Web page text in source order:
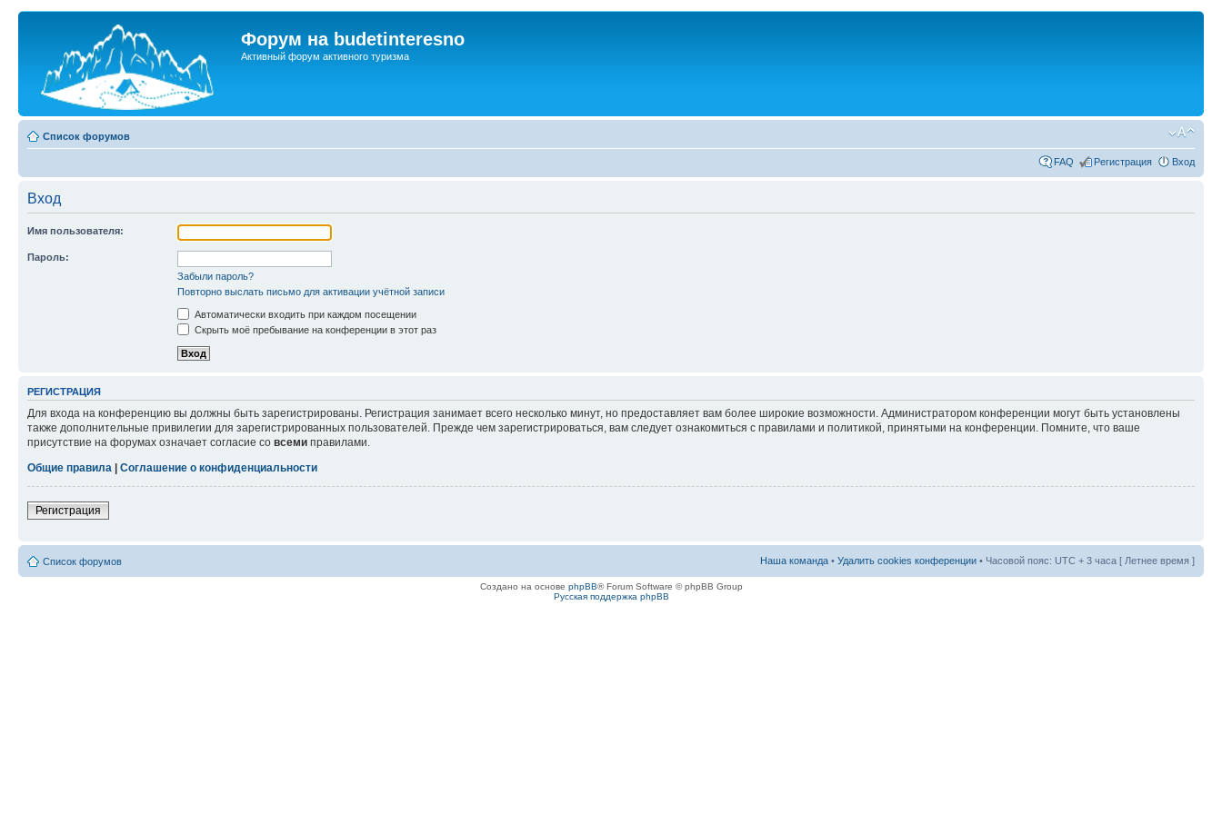
Форум на budetinteresno
Активный форум активного туризма
Список форумов
FAQ Регистрация Вход
Вход
Имя пользователя:
Пароль:
Забыли пароль?
Повторно выслать письмо для активации учётной записи
Автоматически входить при каждом посещении
Скрыть моё пребывание на конференции в этот раз
РЕГИСТРАЦИЯ
Для входа на конференцию вы должны быть зарегистрированы. Регистрация занимает всего несколько минут, но предоставляет вам более широкие возможности. Администратором конференции могут быть установлены
также дополнительные привилегии для зарегистрированных пользователей. Прежде чем зарегистрироваться, вам следует ознакомиться с правилами и политикой, принятыми на конференции. Помните, что ваше
присутствие на форумах означает согласие со всеми правилами.
Общие правила | Соглашение о конфиденциальности
Регистрация
Список форумов Наша команда • Удалить cookies конференции • Часовой пояс: UTC + 3 часа [ Летнее время ]
Создано на основе phpBB® Forum Software © phpBB Group
Русская поддержка phpBB